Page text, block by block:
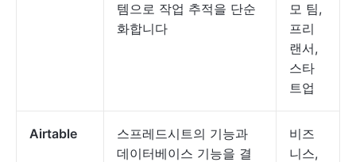
템으로 작업 추적을 단순
화합니다
모 팀,
프리
랜서,
스타
트업
Airtable
스프레드시트의 기능과
데이터베이스 기능을 결
비즈
니스,